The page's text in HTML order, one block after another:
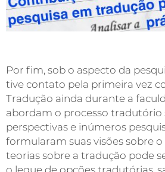
Por fim, sob o aspecto da
tive contato pela primeira vez
Tradução ainda durante a
abordam o processo tradutório
perspectivas e inúmeros
formularam suas visões sobre
teorias sobre a tradução pode